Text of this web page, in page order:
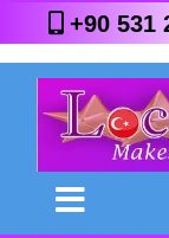
+90 531